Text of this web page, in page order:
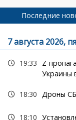
Последние
7 августа 2026,
19:33
Z-
Украины
18:30 Дроны
18:10